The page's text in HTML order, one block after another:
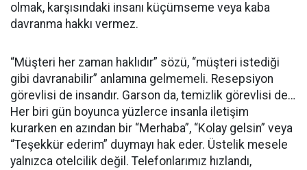
olmak, karşısındaki insanı küçümseme veya kaba
davranma hakkı vermez.
“Müşteri her zaman haklıdır” sözü, “müşteri istediği
gibi davranabilir” anlamına gelmemeli. Resepsiyon
görevlisi de insandır. Garson da, temizlik görevlisi de…
Her biri gün boyunca yüzlerce insanla iletişim
kurarken en azından bir “Merhaba”, “Kolay gelsin” veya
“Teşekkür ederim” duymayı hak eder. Üstelik mesele
yalnızca otelcilik değil. Telefonlarımız hızlandı,